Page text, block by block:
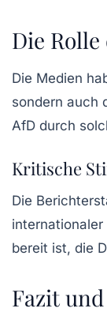
Die
Die Medien
sondern auch
AfD durch
Kritische
Die
bereit ist, die
Fazit